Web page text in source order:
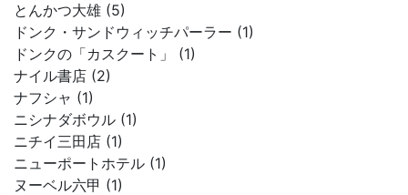
とんかつ大雄 (5)
ドンク・サンドウィッチパーラー (1)
ドンクの「カスクート」 (1)
ナイル書店 (2)
ナフシャ (1)
ニシナダボウル (1)
ニチイ三田店 (1)
ニューポートホテル (1)
ヌーベル六甲 (1)